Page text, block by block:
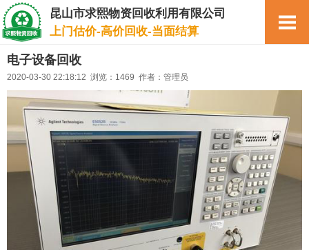
昆山市求熙物资回收利用有限公司
上门估价-高价回收-当面结算
电子设备回收
2020-03-30 22:18:12 浏览：1469 作者：管理员